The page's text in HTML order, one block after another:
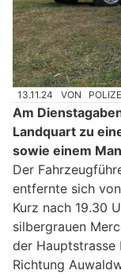
13.11.24 VON
Am
Landquart zu
sowie einem
Der
entfernte sich
Kurz nach 19.30
silbergrauen
der Hauptstrasse
Richtung